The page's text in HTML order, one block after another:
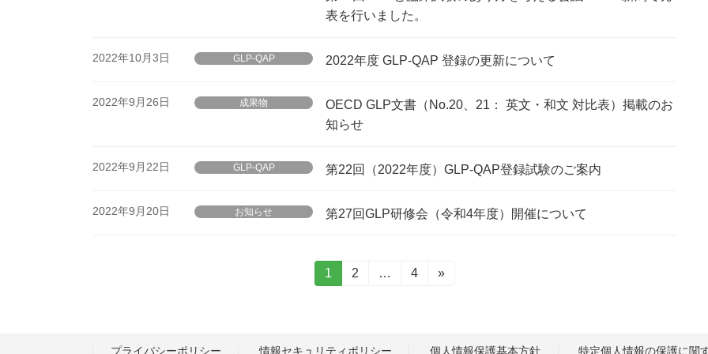
表を行いました。
2022年10月3日 GLP-QAP 2022年度 GLP-QAP 登録の更新について
2022年9月26日 成果物
OECD GLP文書（No.20、21： 英文・和文 対比表）掲載のお
知らせ
2022年9月22日 GLP-QAP 第22回（2022年度）GLP-QAP登録試験のご案内
2022年9月20日 お知らせ 第27回GLP研修会（令和4年度）開催について
固
定
1
固
2 …
固
4 »
プライバシーポリシー 情報セキュリティポリシー 個人情報保護基本方針 特定個人情報の保護に関